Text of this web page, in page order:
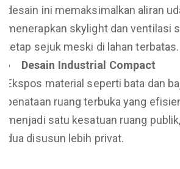
desain ini memaksimalkan aliran
menerapkan skylight dan ventilasi
tetap sejuk meski di lahan terbatas.
Desain Industrial Compact
Ekspos material seperti bata dan
penataan ruang terbuka yang
menjadi satu kesatuan ruang
dua disusun lebih privat.